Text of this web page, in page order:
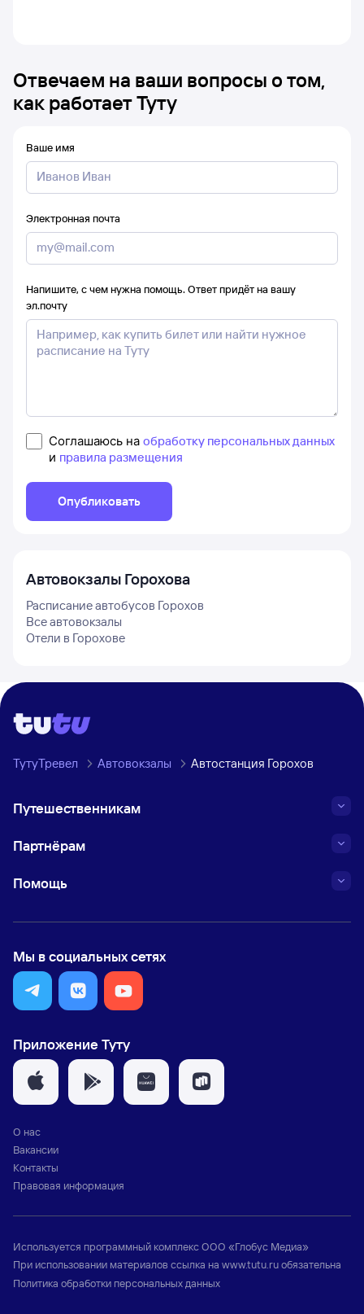
Отвечаем на ваши вопросы о том,
как работает Туту
Ваше имя
Электронная почта
Напишите, с чем нужна помощь. Ответ придёт на вашу
эл.почту
Соглашаюсь на обработку персональных данных
и правила размещения
Опубликовать
Автовокзалы Горохова
Расписание автобусов Горохов
Все автовокзалы
Отели в Горохове
ТутуТревел Автовокзалы Автостанция Горохов
Путешественникам
Партнёрам
Помощь
Мы в социальных сетях
Приложение Туту
О нас
Вакансии
Контакты
Правовая информация
Используется программный комплексООО «Глобус Медиа»
При использовании материалов ссылка на www.tutu.ruобязательна
Политика обработки персональных данных